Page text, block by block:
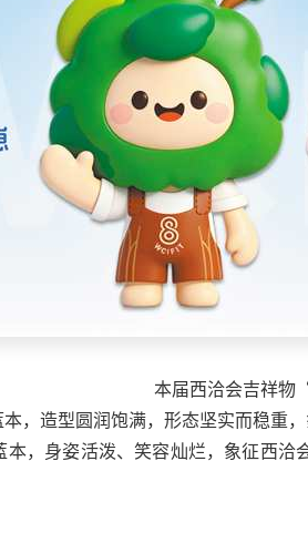
本届西洽会吉祥
，造型圆润饱满，形态坚实而稳重
，身姿活泼、笑容灿烂，象征西